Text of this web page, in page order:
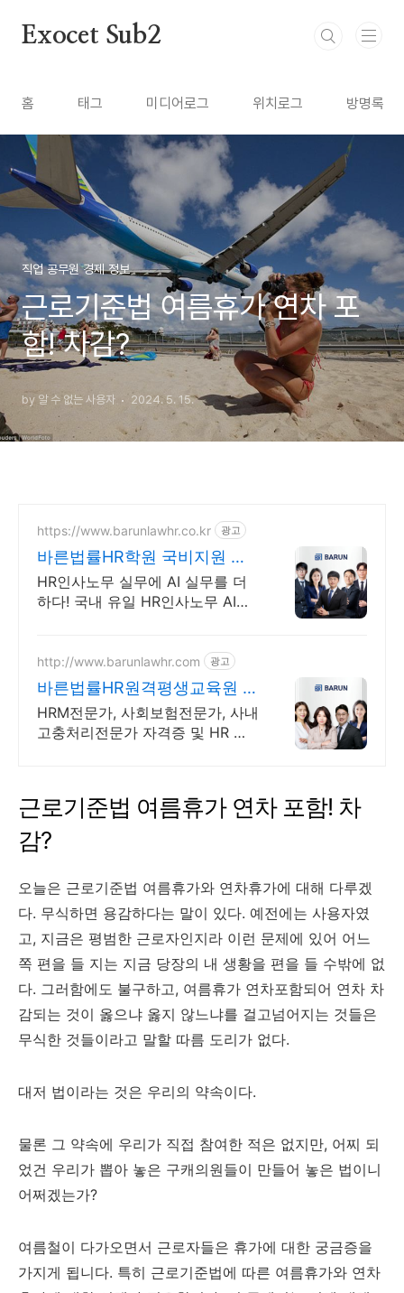
Exocet Sub2
홈 태그 미디어로그 위치로그 방명록
직업 공무원 경제 정보
근로기준법 여름휴가 연차 포
함! 차감?
by 알 수 없는 사용자 2024. 5. 15.
https://www.barunlawhr.co.kr 광고
바른법률HR학원 국비지원 교
육과정
HR인사노무 실무에 AI 실무를 더
하다! 국내 유일 HR인사노무 AI활
http://www.barunlawhr.com 광고
바른법률HR원격평생교육원 국
비 원격훈련기관
HRM전문가, 사회보험전문가, 사내
고충처리전문가 자격증 및 HR 국
근로기준법 여름휴가 연차 포함! 차
감?
오늘은 근로기준법 여름휴가와 연차휴가에 대해 다루겠
다. 무식하면 용감하다는 말이 있다. 예전에는 사용자였
고, 지금은 평범한 근로자인지라 이런 문제에 있어 어느
쪽 편을 들 지는 지금 당장의 내 생황을 편을 들 수밖에 없
다. 그러함에도 불구하고, 여름휴가 연차포함되어 연차 차
감되는 것이 옳으냐 옳지 않느냐를 걸고넘어지는 것들은
무식한 것들이라고 말할 따름 도리가 없다.
대저 법이라는 것은 우리의 약속이다.
물론 그 약속에 우리가 직접 참여한 적은 없지만, 어찌 되
었건 우리가 뽑아 놓은 구캐의원들이 만들어 놓은 법이니
어쩌겠는가?
여름철이 다가오면서 근로자들은 휴가에 대한 궁금증을
가지게 됩니다. 특히 근로기준법에 따른 여름휴가와 연차